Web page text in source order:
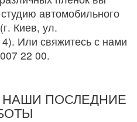
автомобильного
(г. Киев, ул.
Или свяжитесь с нами
22 00.
ПОСЛЕДНИЕ